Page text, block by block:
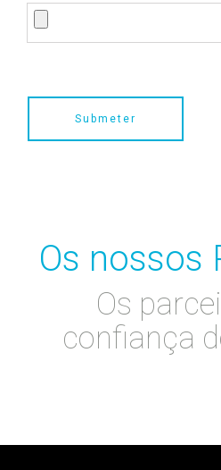
Submeter
Os nossos
Os
confiança